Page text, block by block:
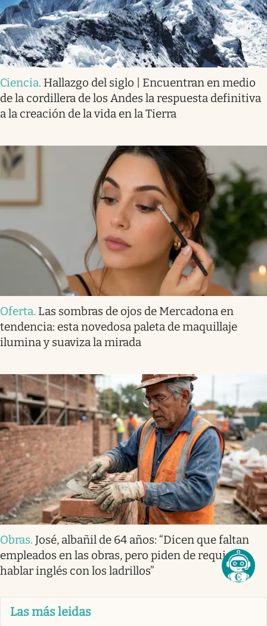
Ciencia. Hallazgo del siglo | Encuentran en medio
de la cordillera de los Andes la respuesta definitiva
a la creación de la vida en la Tierra
Oferta. Las sombras de ojos de Mercadona en
tendencia: esta novedosa paleta de maquillaje
ilumina y suaviza la mirada
Obras. José, albañil de 64 años: “Dicen que faltan
empleados en las obras, pero piden de requisito
hablar inglés con los ladrillos”
Las más leidas